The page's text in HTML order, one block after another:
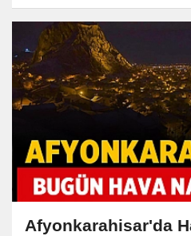
Afyonkarahisar'da